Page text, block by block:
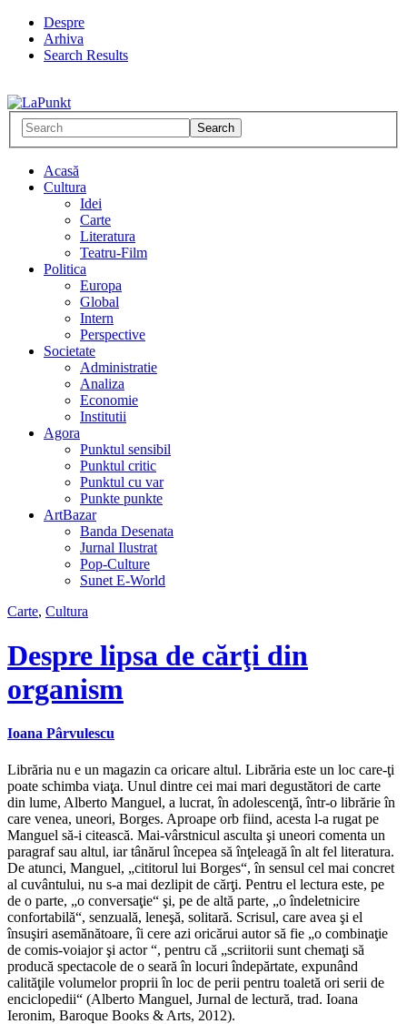
Despre
Arhiva
Search Results
Acasă
Cultura
Idei
Carte
Literatura
Teatru-Film
Politica
Europa
Global
Intern
Perspective
Societate
Administratie
Analiza
Economie
Institutii
Agora
Punktul sensibil
Punktul critic
Punktul cu var
Punkte punkte
ArtBazar
Banda Desenata
Jurnal Ilustrat
Pop-Culture
Sunet E-World
Carte, Cultura
Despre lipsa de cărţi din
organism
Ioana Pârvulescu
Librăria nu e un magazin ca oricare altul. Librăria este un loc care-ţi
poate schimba viaţa. Unul dintre cei mai mari degustători de carte
din lume, Alberto Manguel, a lucrat, în adolescenţă, într-o librărie în
care venea, uneori, Borges. Aproape orb fiind, acesta l-a rugat pe
Manguel să-i citească. Mai-vârstnicul asculta şi uneori comenta un
paragraf sau altul, iar tânărul începea să înţeleagă în alt fel literatura.
De atunci, Manguel, „cititorul lui Borges“, în sensul cel mai concret
al cuvântului, nu s-a mai dezlipit de cărţi. Pentru el lectura este, pe
de o parte, „o conversaţie“ şi, pe de altă parte, „o îndeletnicire
confortabilă“, senzuală, leneşă, solitară. Scrisul, care avea şi el
însuşiri asemănătoare, îi cere azi oricărui autor să fie „o combinaţie
de comis-voiajor şi actor “, pentru că „scriitorii sunt chemaţi să
producă spectacole de o seară în locuri îndepărtate, expunând
calităţile volumelor proprii în loc de perii pentru toaletă ori serii de
enciclopedii“ (Alberto Manguel, Jurnal de lectură, trad. Ioana
Ieronim, Baroque Books & Arts, 2012).